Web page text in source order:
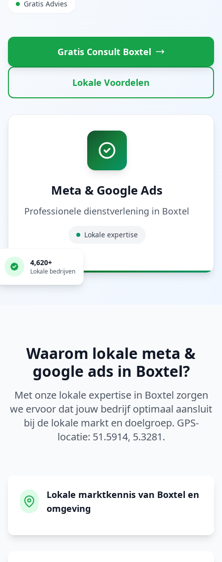
Gratis Advies
Gratis Consult Boxtel
Lokale Voordelen
Meta & Google Ads
Professionele dienstverlening in Boxtel
Lokale expertise
4,620+
Lokale bedrijven
Waarom lokale meta &
google ads in Boxtel?
Met onze lokale expertise in Boxtel zorgen
we ervoor dat jouw bedrijf optimaal aansluit
bij de lokale markt en doelgroep. GPS-
locatie: 51.5914, 5.3281.
Lokale marktkennis van Boxtel en
omgeving